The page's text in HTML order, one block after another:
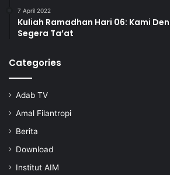
7 April 2022
Kuliah Ramadhan Hari 06: Kami
Segera Ta’at
Categories
Adab TV
Amal Filantropi
Berita
Download
Institut AIM